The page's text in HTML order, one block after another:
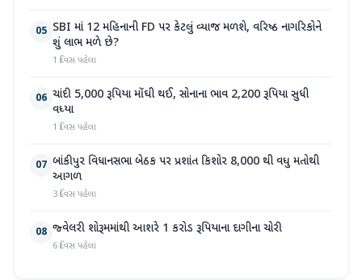
05 SBI માં 12 મહિનાની FD પર કેટલું વ્યાજ મળશે, વરિષ્ઠ નાગરિકોને
શું લાભ મળે છે?
1 દિવસ પહેલા
06 ચાંદી 5,000 રૂપિયા મોંઘી થઈ, સોનાના ભાવ 2,200 રૂપિયા સુધી
વધ્યા
1 દિવસ પહેલા
07 બાંકીપુર વિધાનસભા બેઠક પર પ્રશાંત કિશોર 8,000 થી વધુ મતોથી
આગળ
3 દિવસ પહેલા
08 જ્વેલરી શોરૂમમાંથી આશરે 1 કરોડ રૂપિયાના દાગીના ચોરી
6 દિવસ પહેલા